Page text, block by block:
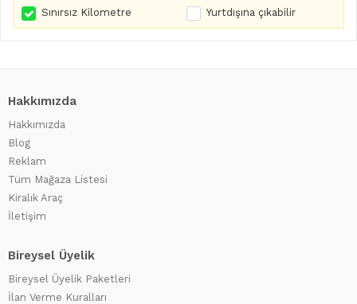
Sınırsız Kilometre Yurtdışına çıkabilir
Hakkımızda
Hakkımızda
Blog
Reklam
Tüm Mağaza Listesi
Kiralık Araç
İletişim
Bireysel Üyelik
Bireysel Üyelik Paketleri
İlan Verme Kuralları